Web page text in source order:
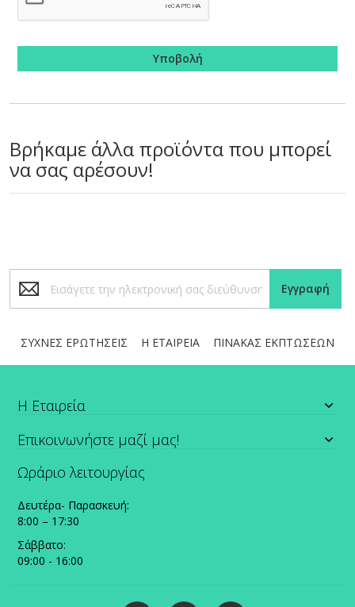
Υποβολή
Βρήκαμε άλλα προϊόντα που μπορεί
να σας αρέσουν!
στο
Ενημερωτικό
Εγγραφή
ΣΥΧΝΕΣ ΕΡΩΤΗΣΕΙΣ Η ΕΤΑΙΡΕΙΑ ΠΙΝΑΚΑΣ ΕΚΠΤΩΣΕΩΝ
Η Εταιρεία
Επικοινωνήστε μαζί μας!
Ωράριο λειτουργίας
Δευτέρα- Παρασκευή:
8:00 – 17:30
Σάββατο:
09:00 - 16:00